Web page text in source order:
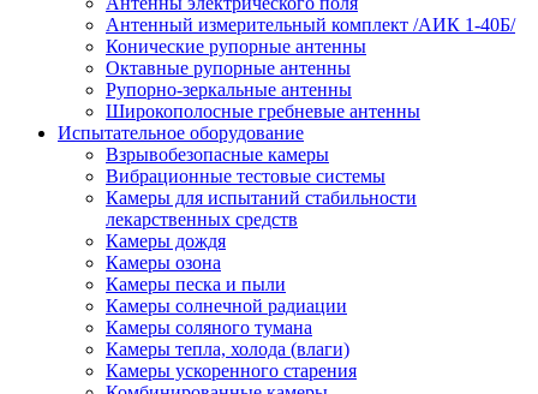
Антенный измерительный комплект /АИК 1-40Б/
Конические рупорные антенны
Октавные рупорные антенны
Рупорно-зеркальные антенны
Широкополосные гребневые антенны
Испытательное оборудование
Взрывобезопасные камеры
Вибрационные тестовые системы
Камеры для испытаний стабильности
лекарственных средств
Камеры дождя
Камеры озона
Камеры песка и пыли
Камеры солнечной радиации
Камеры соляного тумана
Камеры тепла, холода (влаги)
Камеры ускоренного старения